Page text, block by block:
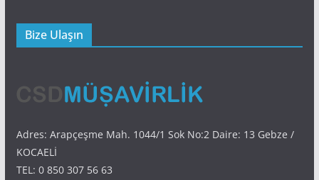
Bize Ulaşın
Adres: Arapçeşme Mah. 1044/1 Sok No:2 Daire: 13 Gebze /
KOCAELİ
TEL: 0 850 307 56 63